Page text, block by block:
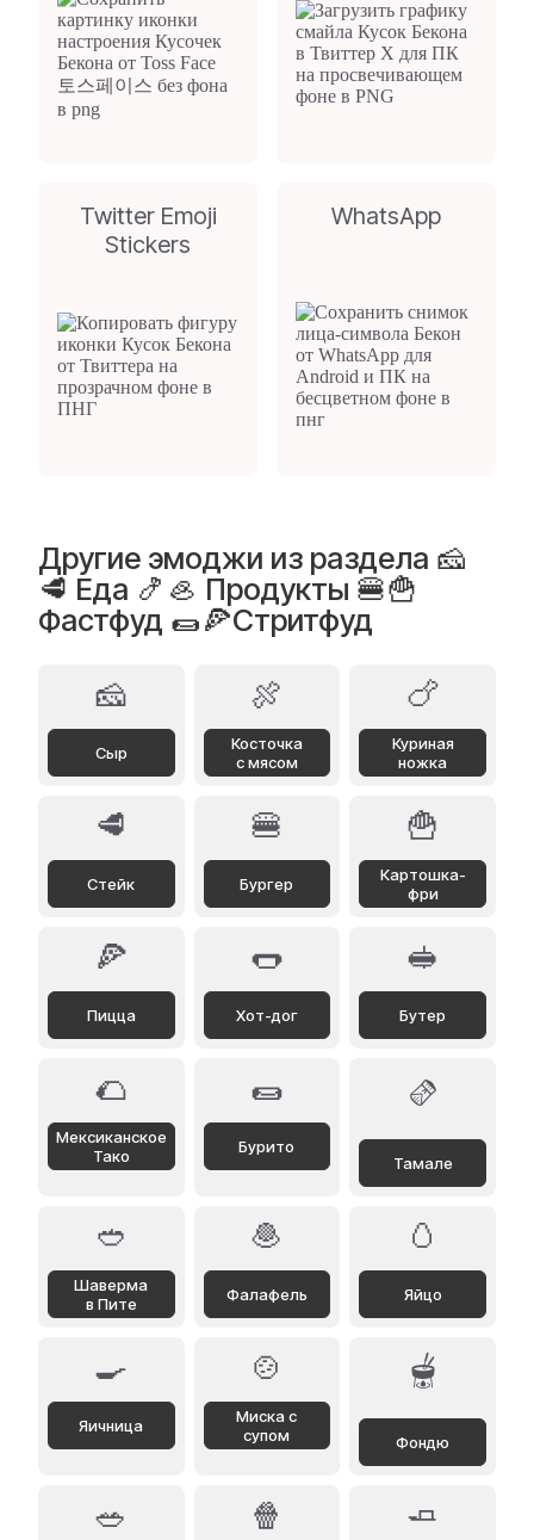
Twitter Emoji
Stickers
WhatsApp
Другие эмоджи из раздела 🧀
🥩 Еда 🍤🦪 Продукты 🍔🍟
Фастфуд 🌯🍕Стритфуд
🧀
Cыр
🍖
Косточка
с мясом
🍗
Куриная
ножка
🥩
Стейк
🍔
Бургер
🍟
Картошка-
фри
🍕
Пицца
🌭
Хот-дог
🥪
Бутер
🌮
Мексиканское
Тако
🌯
Бурито
🫔
Тамале
🥙
Шаверма
в Пите
🧆
Фалафель
🥚
Яйцо
🍳
Яичница
🍲
Миска с
супом
🫕
Фондю
🥗 🍿 🧈